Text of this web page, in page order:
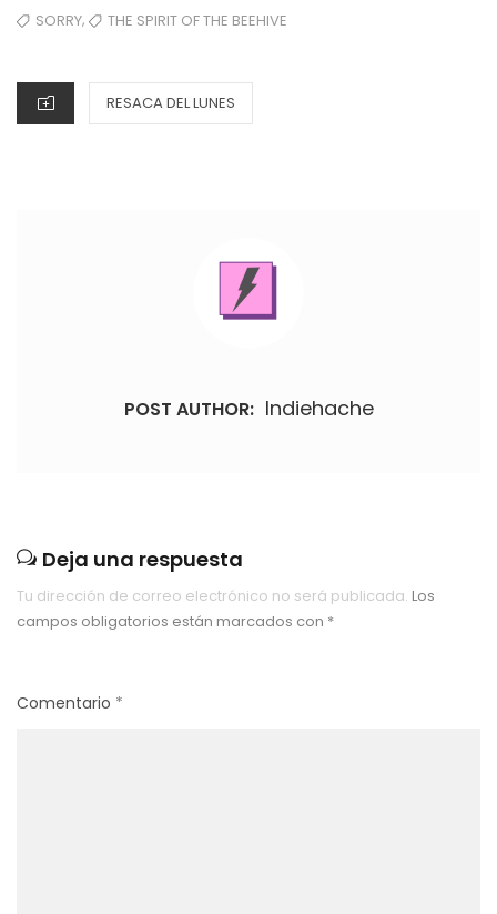
SORRY, THE SPIRIT OF THE BEEHIVE
CATEGORIES
RESACA DEL LUNES
POST AUTHOR: Indiehache
Deja una respuesta
Tu dirección de correo electrónico no será publicada. Los
campos obligatorios están marcados con *
Comentario *